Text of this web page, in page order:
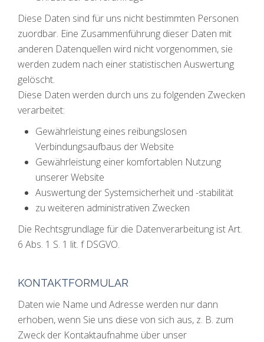
Diese Daten sind für uns nicht bestimmten Personen
zuordbar. Eine Zusammenführung dieser Daten mit
anderen Datenquellen wird nicht vorgenommen, sie
werden zudem nach einer statistischen Auswertung
gelöscht.
Diese Daten werden durch uns zu folgenden Zwecken
verarbeitet:
Gewährleistung eines reibungslosen
Verbindungsaufbaus der Website
Gewährleistung einer komfortablen Nutzung
unserer Website
Auswertung der Systemsicherheit und -stabilität
zu weiteren administrativen Zwecken
Die Rechtsgrundlage für die Datenverarbeitung ist Art.
6 Abs. 1 S. 1 lit. f DSGVO.
KONTAKTFORMULAR
Daten wie Name und Adresse werden nur dann
erhoben, wenn Sie uns diese von sich aus, z. B. zum
Zweck der Kontaktaufnahme über unser